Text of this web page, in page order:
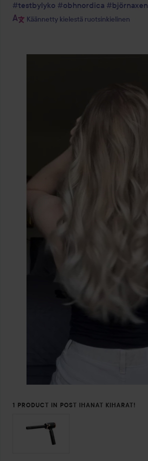
#testbylyko #obhnordica #björnaxen
Käännetty kielestä ruotsinkielinen
1 PRODUCT IN POST IHANAT KIHARAT!